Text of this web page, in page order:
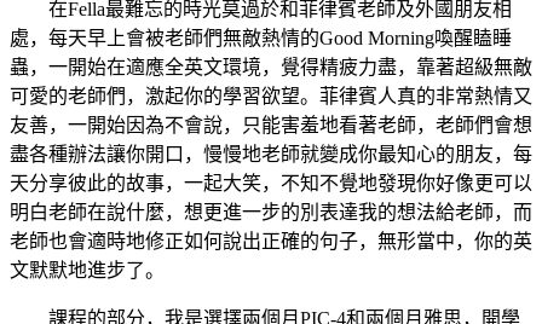
在Fella最難忘的時光莫過於和菲律賓老師及外國朋友相
處，每天早上會被老師們無敵熱情的Good Morning喚醒瞌睡
蟲，一開始在適應全英文環境，覺得精疲力盡，靠著超級無敵
可愛的老師們，激起你的學習欲望。菲律賓人真的非常熱情又
友善，一開始因為不會說，只能害羞地看著老師，老師們會想
盡各種辦法讓你開口，慢慢地老師就變成你最知心的朋友，每
天分享彼此的故事，一起大笑，不知不覺地發現你好像更可以
明白老師在說什麼，想更進一步的別表達我的想法給老師，而
老師也會適時地修正如何說出正確的句子，無形當中，你的英
文默默地進步了。
課程的部分，我是選擇兩個月PIC-4和兩個月雅思，開學